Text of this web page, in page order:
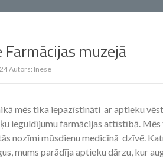
Farmācijas muzejā
Autors: Inese
mēs tika iepazīstināti ar aptieku
ieguldījumu farmācijas attīstībā.
nozīmi mūsdienu medicīnā dzīvē.
mums parādīja aptieku dārzu, kur